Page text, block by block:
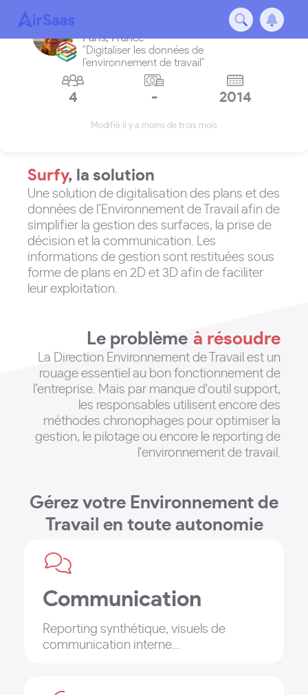
Paris,France
"Digitaliser les données de
l’environnement de travail"
4 - 2014
Modifié il y a moins de trois mois
Surfy, la solution
Une solution de digitalisation des plans et des
données de l’Environnement de Travail afin de
simplifier la gestion des surfaces, la prise de
décision et la communication. Les
informations de gestion sont restituées sous
forme de plans en 2D et 3D afin de faciliter
leur exploitation.
Le problème à résoudre
La Direction Environnement de Travail est un
rouage essentiel au bon fonctionnement de
l’entreprise. Mais par manque d'outil support,
les responsables utilisent encore des
méthodes chronophages pour optimiser la
gestion, le pilotage ou encore le reporting de
l'environnement de travail.
Gérez votre Environnement de
Travail en toute autonomie
Communication
Reporting synthétique, visuels de
communication interne...